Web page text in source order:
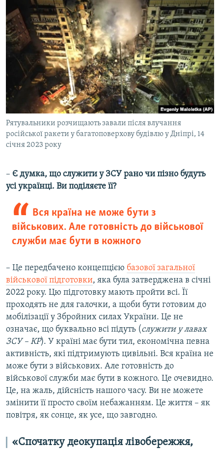
Рятувальники розчищають завали після влучання
російської ракети у багатоповерхову будівлю у Дніпрі, 14
січня 2023 року
– Є думка, що служити у ЗСУ рано чи пізно будуть
усі українці. Ви поділяєте її?
Вся країна не може бути з
військових. Але готовність до військової
служби має бути в кожного
– Це передбачено концепцією базової загальної
військової підготовки, яка була затверджена в січні
2022 року. Цю підготовку мають пройти всі. Її
проходять не для галочки, а щоби бути готовим до
мобілізації у Збройних силах України. Це не
означає, що буквально всі підуть (служити у лавах
ЗСУ – КР). У країні має бути тил, економічна певна
активність, які підтримують цивільні. Вся країна не
може бути з військових. Але готовність до
військової служби має бути в кожного. Це очевидно.
Це, на жаль, дійсність нашого часу. Ви не можете
змінити її просто своїм небажанням. Це життя – як
повітря, як сонце, як усе, що завгодно.
«Спочатку деокупація лівобережжя,